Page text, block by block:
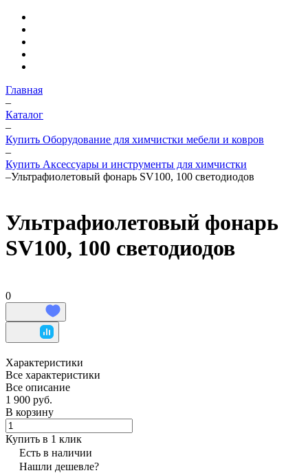
Главная
–
Каталог
–
Купить Оборудование для химчистки мебели и ковров
–
Купить Аксессуары и инструменты для химчистки
–Ультрафиолетовый фонарь SV100, 100 светодиодов
Ультрафиолетовый фонарь
SV100, 100 светодиодов
0
Характеристики
Все характеристики
Все описание
1 900 руб.
В корзину
Купить в 1 клик
Есть в наличии
Нашли дешевле?